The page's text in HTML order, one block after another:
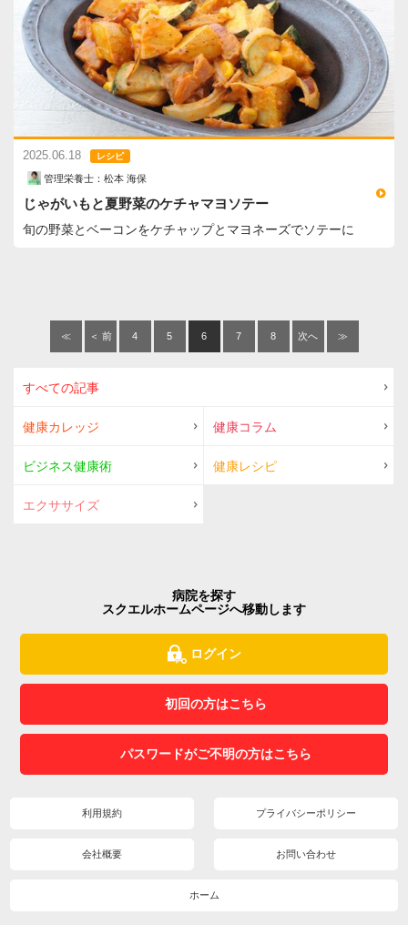
2025.06.18 レシピ
管理栄養士：松本 海保
じゃがいもと夏野菜のケチャマヨソテー
旬の野菜とベーコンをケチャップとマヨネーズでソテーに
≪ ＜ 前 4 5 6 7 8 次へ ≫
すべての記事
健康カレッジ 健康コラム
ビジネス健康術 健康レシピ
エクササイズ
病院を探す
スクエルホームページへ移動します
ログイン
初回の方はこちら
パスワードがご不明の方はこちら
利用規約 プライバシーポリシー
会社概要 お問い合わせ
ホーム